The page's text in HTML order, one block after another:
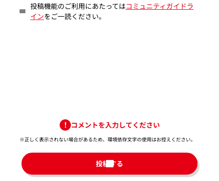
投稿機能のご利用にあたってはコミュニティガイドラ
インをご一読ください。
コメントを入力してください
※正しく表示されない場合があるため、環境依存文字の使用はお控えください。​
投稿する